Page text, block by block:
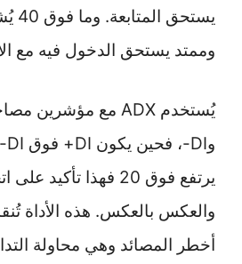
وممتد يستحق الدخول فيه مع
يرتفع فوق 20 فهذا
والعكس بالعكس. هذه الأداة
أخطر المصائد وهي محاولة